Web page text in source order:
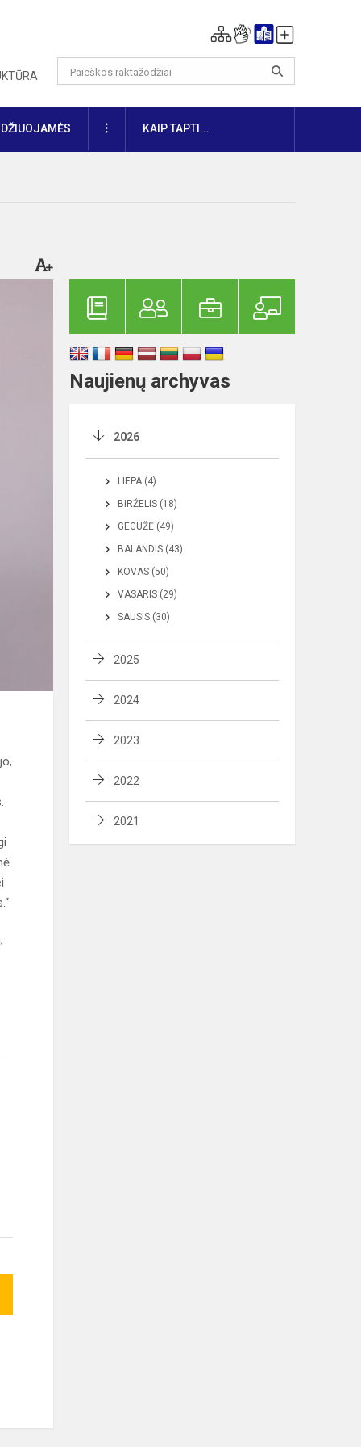
DAUGIAUKAIP TAPTI...
Naujienų archyvas
2026
LIEPA (4)
BIRŽELIS (18)
GEGUŽĖ (49)
BALANDIS (43)
KOVAS (50)
VASARIS (29)
SAUSIS (30)
2025
2024
2023
2022
2021